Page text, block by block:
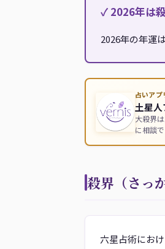
✓ 2026年は
2026年の年運
占いアプ
土星
大殺界
に相談
殺界（さっ
六星占術にお